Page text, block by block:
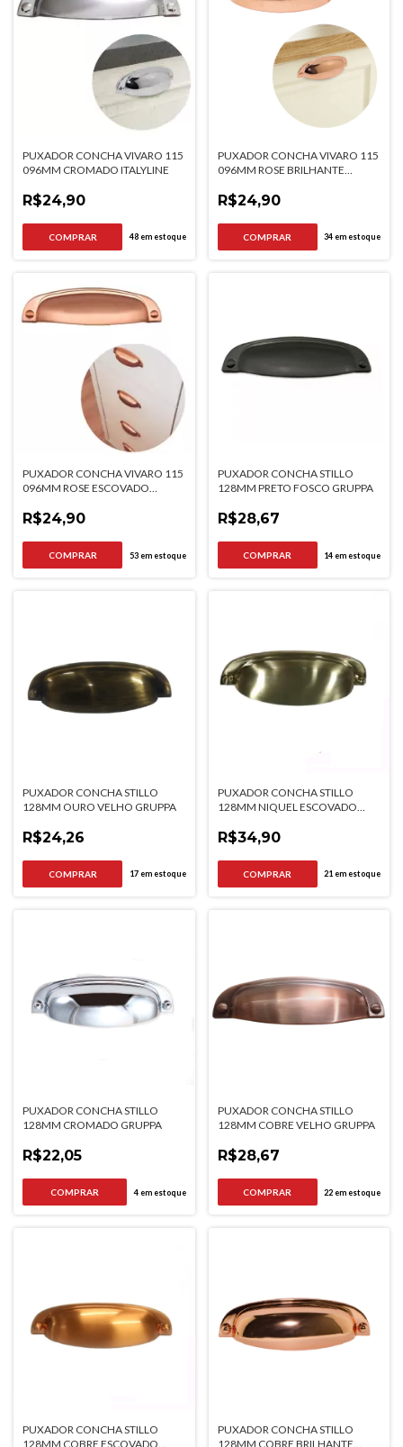
PUXADOR CONCHA VIVARO 115
096MM CROMADO ITALYLINE
R$24,90
48em estoque
PUXADOR CONCHA VIVARO 115
096MM ROSE BRILHANTE
R$24,90
34em estoque
PUXADOR CONCHA VIVARO 115
096MM ROSE ESCOVADO
R$24,90
53em estoque
PUXADOR CONCHA STILLO
128MM PRETO FOSCO GRUPPA
R$28,67
14em estoque
PUXADOR CONCHA STILLO
128MM OURO VELHO GRUPPA
R$24,26
17em estoque
PUXADOR CONCHA STILLO
128MM NIQUEL ESCOVADO
R$34,90
21 em estoque
PUXADOR CONCHA STILLO
128MM CROMADO GRUPPA
R$22,05
4em estoque
PUXADOR CONCHA STILLO
128MM COBRE VELHO GRUPPA
R$28,67
22em estoque
PUXADOR CONCHA STILLO
128MM COBRE ESCOVADO
PUXADOR CONCHA STILLO
128MM COBRE BRILHANTE